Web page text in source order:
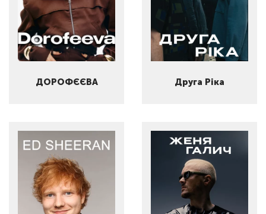
ДОРОФЄЄВА Друга Ріка